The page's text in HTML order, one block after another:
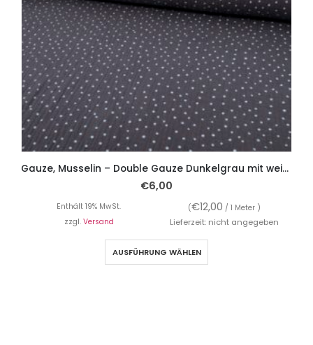
Gauze, Musselin – Double Gauze Dunkelgrau mit weißen Punkten
€6,00
Enthält 19% MwSt. (€12,00 / 1 Meter )
zzgl. Versand Lieferzeit: nicht angegeben
AUSFÜHRUNG WÄHLEN